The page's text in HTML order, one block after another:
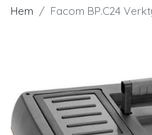
Hem Facom BP.C24